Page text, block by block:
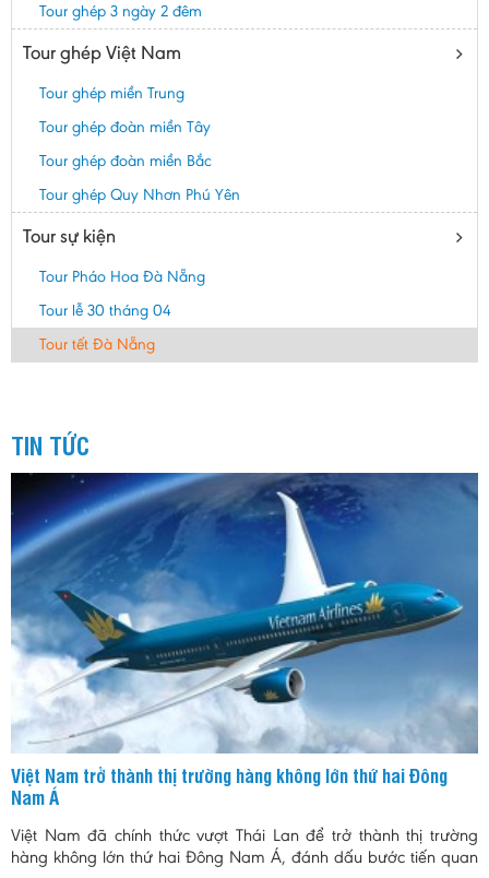
Tour ghép 3 ngày 2 đêm
Tour ghép Việt Nam
Tour ghép miền Trung
Tour ghép đoàn miền Tây
Tour ghép đoàn miền Bắc
Tour ghép Quy Nhơn Phú Yên
Tour sự kiện
Tour Pháo Hoa Đà Nẵng
Tour lễ 30 tháng 04
Tour tết Đà Nẵng
TIN TỨC
Việt Nam trở thành thị trường hàng không lớn thứ hai Đông
Nam Á
Việt Nam đã chính thức vượt Thái Lan để trở thành thị trường
hàng không lớn thứ hai Đông Nam Á, đánh dấu bước tiến quan